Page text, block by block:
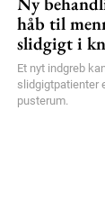
håb til
slidgigt i
Et nyt indgreb
slidgigtpatienter
pusterum.